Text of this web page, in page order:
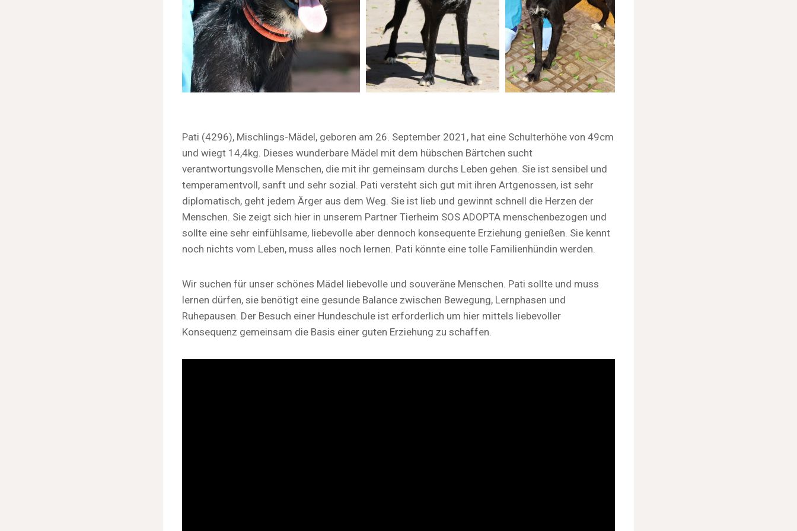
Pati (4296), Mischlings-Mädel, geboren am 26. September 2021, hat eine Schulterhöhe von 49cm
und wiegt 14,4kg. Dieses wunderbare Mädel mit dem hübschen Bärtchen sucht
verantwortungsvolle Menschen, die mit ihr gemeinsam durchs Leben gehen. Sie ist sensibel und
temperamentvoll, sanft und sehr sozial. Pati versteht sich gut mit ihren Artgenossen, ist sehr
diplomatisch, geht jedem Ärger aus dem Weg. Sie ist lieb und gewinnt schnell die Herzen der
Menschen. Sie zeigt sich hier in unserem Partner Tierheim SOS ADOPTA menschenbezogen und
sollte eine sehr einfühlsame, liebevolle aber dennoch konsequente Erziehung genießen. Sie kennt
noch nichts vom Leben, muss alles noch lernen. Pati könnte eine tolle Familienhündin werden.
Wir suchen für unser schönes Mädel liebevolle und souveräne Menschen. Pati sollte und muss
lernen dürfen, sie benötigt eine gesunde Balance zwischen Bewegung, Lernphasen und
Ruhepausen. Der Besuch einer Hundeschule ist erforderlich um hier mittels liebevoller
Konsequenz gemeinsam die Basis einer guten Erziehung zu schaffen.